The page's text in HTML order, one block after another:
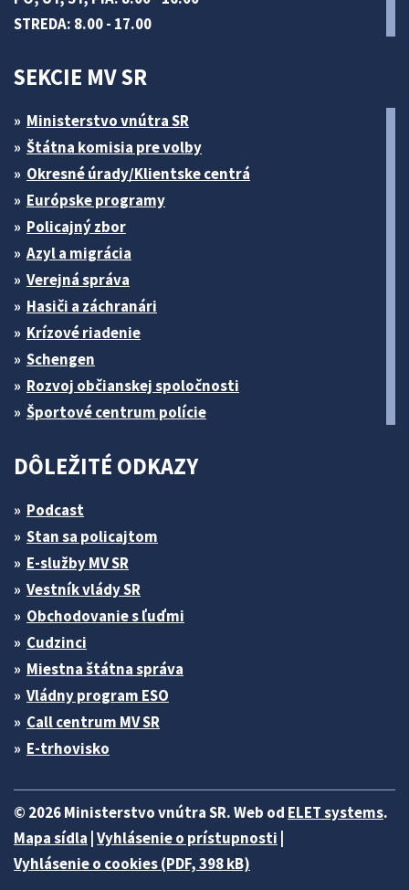
STREDA: 8.00 - 17.00
SEKCIE MV SR
Ministerstvo vnútra SR
Štátna komisia pre volby
Okresné úrady/Klientske centrá
Európske programy
Policajný zbor
Azyl a migrácia
Verejná správa
Hasiči a záchranári
Krízové riadenie
Schengen
Rozvoj občianskej spoločnosti
Športové centrum polície
DÔLEŽITÉ ODKAZY
Podcast
Stan sa policajtom
E-služby MV SR
Vestník vlády SR
Obchodovanie s ľuďmi
Cudzinci
Miestna štátna správa
Vládny program ESO
Call centrum MV SR
E-trhovisko
© 2026 Ministerstvo vnútra SR. Web od ELET systems.
Mapa sídla Vyhlásenie o prístupnosti
Vyhlásenie o cookies (PDF, 398 kB)